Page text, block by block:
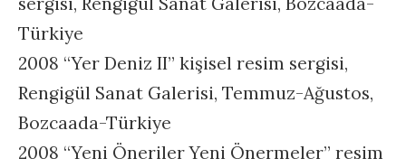
Türkiye
2008 “Yer Deniz II” kişisel resim sergisi,
Rengigül Sanat Galerisi, Temmuz-Ağustos,
Bozcaada-Türkiye
2008 “Yeni Öneriler Yeni Önermeler” resim